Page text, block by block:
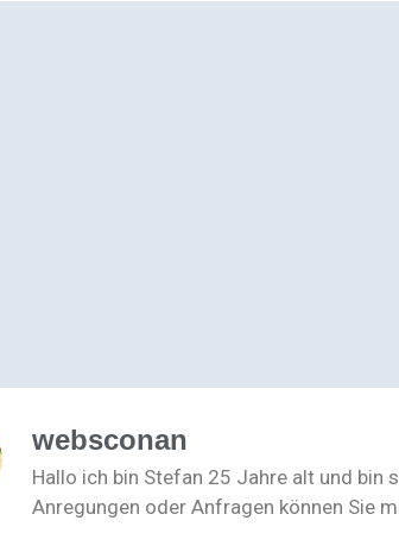
websconan
Hallo ich bin Stefan 25 Jahre alt und bin
Anregungen oder Anfragen können Sie